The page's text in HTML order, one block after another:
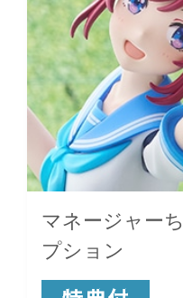
マネージャー
プション